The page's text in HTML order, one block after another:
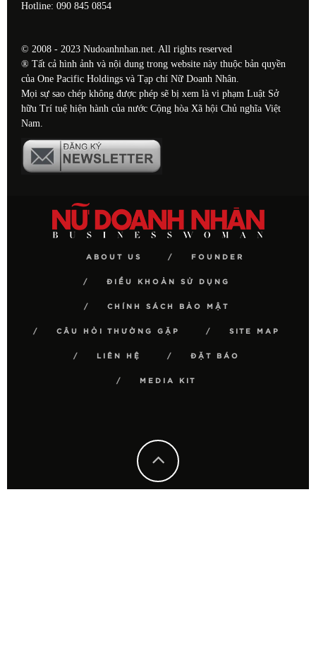
Hotline: 090 845 0854
© 2008 - 2023 Nudoanhnhan.net. All rights reserved
® Tất cả hình ảnh và nội dung trong website này thuộc bản quyền
của One Pacific Holdings và Tạp chí Nữ Doanh Nhân.
Mọi sự sao chép không được phép sẽ bị xem là vi phạm Luật Sở
hữu Trí tuệ hiện hành của nước Cộng hòa Xã hội Chủ nghĩa Việt
Nam.
ABOUT US FOUNDER
ĐIỀU KHOẢN SỬ DỤNG
CHÍNH SÁCH BẢO MẬT
CÂU HỎI THƯỜNG GẶP SITE MAP
LIÊN HỆ ĐẶT BÁO
MEDIA KIT